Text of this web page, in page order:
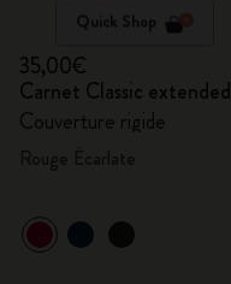
Quick Shop
35,00€
Carnet Classic extended
Couverture rigide